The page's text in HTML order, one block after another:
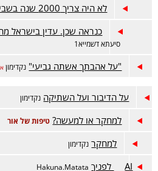
לא היה צריך 2000 שנה בשביל זה
כנראה שכן. עדין בישראל
סיעתא דשמייא1
"על אהבתך אשתה גביעי" נקדימון
על הדיבור ועל השתיקה נקדימון
למחקר או למעשה? טיפות של אור
למחקר נקדימון
AI לפניך Hakuna.Matata